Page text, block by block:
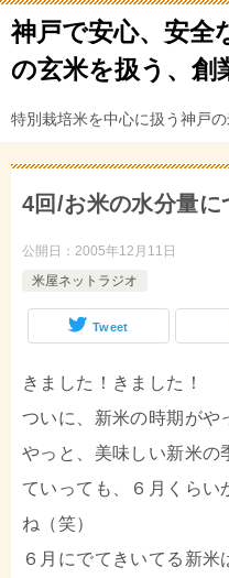
神戸で安心、安全
の玄米を扱う、創
特別栽培米を中心に扱う神戸
4回/お米の水分量に
公開日： 2005年12月11日
米屋ネットラジオ
Tweet
きました！きました！
ついに、新米の時期がや
やっと、美味しい新米の
ていっても、６月くらい
ね（笑）
６月にでてきいてる新米